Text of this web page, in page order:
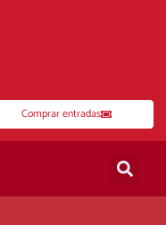
Comprar entradas